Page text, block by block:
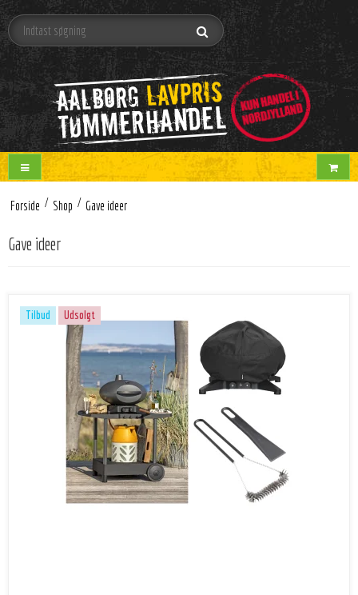
Forside / Shop / Gave ideer
Gave ideer
Tilbud Udsolgt